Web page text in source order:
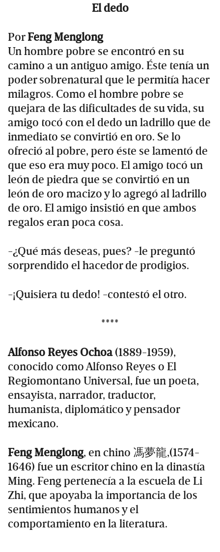
El dedo
PorFeng Menglong
Un hombre pobre se encontró en su
camino a un antiguo amigo. Éste tenía un
poder sobrenatural que le permitía hacer
milagros. Como el hombre pobre se
quejara de las dificultades de su vida, su
amigo tocó con el dedo un ladrillo que de
inmediato se convirtió en oro. Se lo
ofreció al pobre, pero éste se lamentó de
que eso era muy poco. El amigo tocó un
león de piedra que se convirtió en un
león de oro macizo y lo agregó al ladrillo
de oro. El amigo insistió en que ambos
regalos eran poca cosa.
-¿Qué más deseas, pues? -le preguntó
sorprendido el hacedor de prodigios.
-¡Quisiera tu dedo! -contestó el otro.
****
Alfonso Reyes Ochoa(1889-1959),
conocido como Alfonso Reyes o El
Regiomontano Universal, fue un poeta,
ensayista, narrador, traductor,
humanista, diplomático y pensador
mexicano.
Feng Menglong, en chino 馮夢龍,(1574-
1646) fue un escritor chino en la dinastía
Ming. Feng pertenecía a la escuela de Li
Zhi, que apoyaba la importancia de los
sentimientos humanos y el
comportamiento en la literatura.